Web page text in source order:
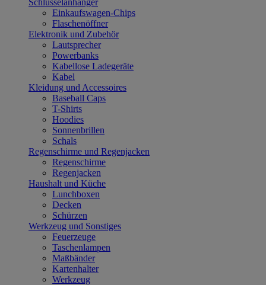
Schlüsselanhänger
Einkaufswagen-Chips
Flaschenöffner
Elektronik und Zubehör
Lautsprecher
Powerbanks
Kabellose Ladegeräte
Kabel
Kleidung und Accessoires
Baseball Caps
T-Shirts
Hoodies
Sonnenbrillen
Schals
Regenschirme und Regenjacken
Regenschirme
Regenjacken
Haushalt und Küche
Lunchboxen
Decken
Schürzen
Werkzeug und Sonstiges
Feuerzeuge
Taschenlampen
Maßbänder
Kartenhalter
Werkzeug